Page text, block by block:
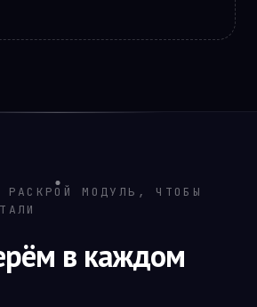
МОДУЛЬ, ЧТОБЫ
в каждом